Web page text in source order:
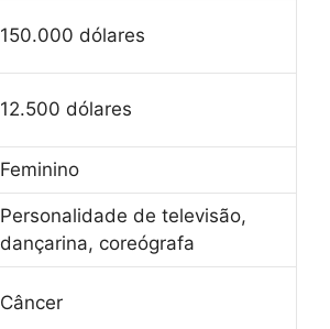
150.000 dólares
12.500 dólares
Feminino
Personalidade de televisão,
dançarina, coreógrafa
Câncer